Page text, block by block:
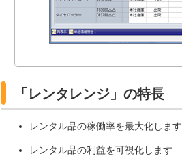
「レンタレンジ」の特長
レンタル品の稼働率を最大化します
レンタル品の利益を可視化します